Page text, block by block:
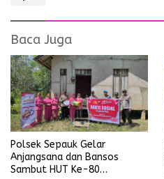
Baca Juga
Polsek Sepauk Gelar
Anjangsana dan Bansos
Sambut HUT Ke-80